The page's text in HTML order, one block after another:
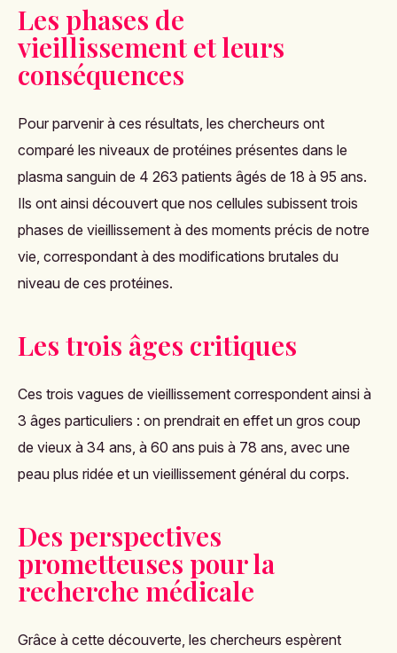
Les phases de
vieillissement et leurs
conséquences
Pour parvenir à ces résultats, les chercheurs ont
comparé les niveaux de protéines présentes dans le
plasma sanguin de 4 263 patients âgés de 18 à 95 ans.
Ils ont ainsi découvert que nos cellules subissent trois
phases de vieillissement à des moments précis de notre
vie, correspondant à des modifications brutales du
niveau de ces protéines.
Les trois âges critiques
Ces trois vagues de vieillissement correspondent ainsi à
3 âges particuliers : on prendrait en effet un gros coup
de vieux à 34 ans, à 60 ans puis à 78 ans, avec une
peau plus ridée et un vieillissement général du corps.
Des perspectives
prometteuses pour la
recherche médicale
Grâce à cette découverte, les chercheurs espèrent